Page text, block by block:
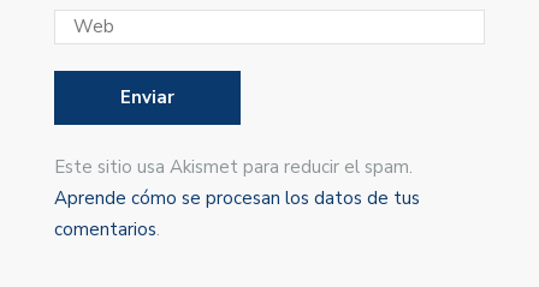
Este sitio usa Akismet para reducir el spam.
Aprende cómo se procesan los datos de tus
comentarios.